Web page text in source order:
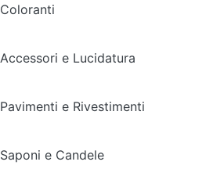
Coloranti
Accessori e Lucidatura
Pavimenti e Rivestimenti
Saponi e Candele